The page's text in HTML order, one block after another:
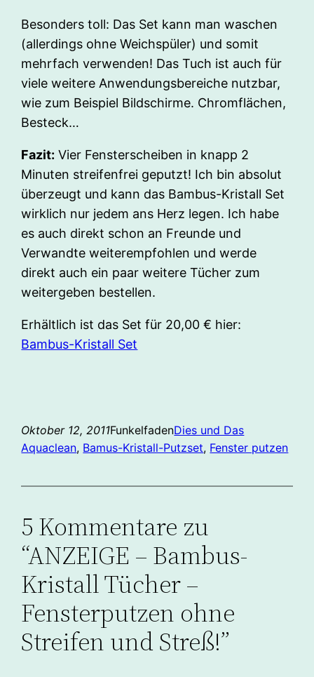
Besonders toll: Das Set kann man waschen
(allerdings ohne Weichspüler) und somit
mehrfach verwenden! Das Tuch ist auch für
viele weitere Anwendungsbereiche nutzbar,
wie zum Beispiel Bildschirme. Chromflächen,
Besteck…
Fazit: Vier Fensterscheiben in knapp 2
Minuten streifenfrei geputzt! Ich bin absolut
überzeugt und kann das Bambus-Kristall Set
wirklich nur jedem ans Herz legen. Ich habe
es auch direkt schon an Freunde und
Verwandte weiterempfohlen und werde
direkt auch ein paar weitere Tücher zum
weitergeben bestellen.
Erhältlich ist das Set für 20,00 € hier:
Bambus-Kristall Set
Oktober 12, 2011FunkelfadenDies und Das
Aquaclean, Bamus-Kristall-Putzset, Fenster putzen
5 Kommentare zu
“ANZEIGE – Bambus-
Kristall Tücher –
Fensterputzen ohne
Streifen und Streß!”